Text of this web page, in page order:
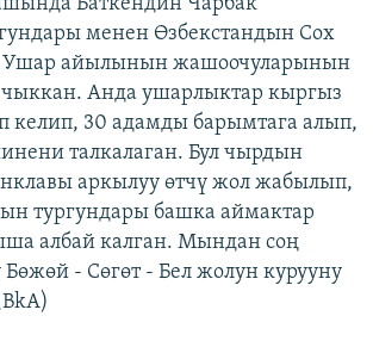
менен Өзбекстандын Сох
Ушар айылынын жашоочуларынын
чыккан. Анда ушарлыктар кыргыз
келип, 30 адамды барымтага алып,
талкалаган. Бул чырдын
аркылуу өтчү жол жабылып,
тургундары башка аймактар
албай калган. Мындан соң
- Сөгөт - Бел жолун курууну